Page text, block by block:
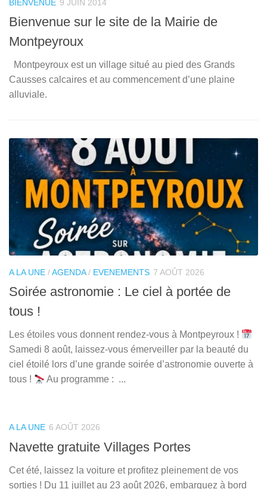
BIENVENUE 9 JUIN 2014
Bienvenue sur le site de la Mairie de
Montpeyroux
Montpeyroux est un village situé au pied des Grands
Causses calcaires et au commencement d’une plaine
alluviale.
A LA UNE /AGENDA/ EVENEMENTS 7 AOÛT 2026
Soirée astronomie : Le ciel à portée de
tous !
Les étoiles vous donnent rendez-vous à Montpeyroux !
Samedi 8 août, laissez-vous émerveiller par la beauté du
ciel étoilé lors d’une grande soirée d’astronomie ouverte à
tous !
Au programme : ...
A LA UNE 6 AOÛT 2026
Navette gratuite Villages Portes
Cet été, laissez la voiture et profitez pleinement de vos
sorties ! Du 11 juillet au 23 août 2026, embarquez à bord